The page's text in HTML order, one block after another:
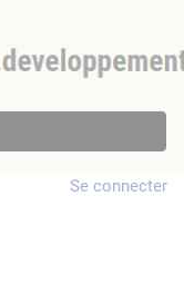
Se connecter